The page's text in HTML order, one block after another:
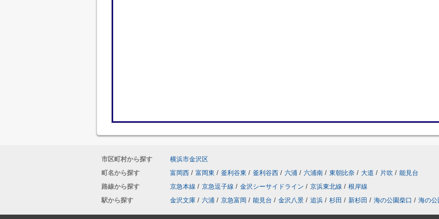
市区町村から探す
横浜市金沢区
町名から探す
富岡西 / 富岡東 / 釜利谷東 / 釜利谷西 / 六浦 / 六浦南 / 東朝比奈 / 大道 / 片吹 / 能見台
路線から探す
京急本線 / 京急逗子線 / 金沢シーサイドライン / 京浜東北線 / 根岸線
駅から探す
金沢文庫 / 六浦 / 京急富岡 / 能見台 / 金沢八景 / 追浜 / 杉田 / 新杉田 / 海の公園柴口 / 海の公